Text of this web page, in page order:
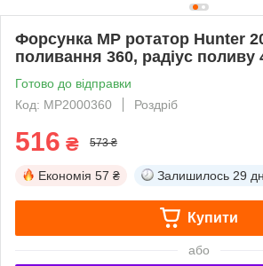
Форсунка МР ротатор Hunter
поливання 360, радіус поливу
Готово до відправки
Код: MP2000360
Роздріб
516 ₴ 573 ₴
Економія 57 ₴ Залишилось 29
Купити
або